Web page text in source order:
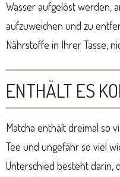
Wasser aufgelöst werden,
aufzuweichen und zu
Nährstoffe in Ihrer Tasse,
ENTHÄLT ES
Matcha enthält dreimal so
Tee und ungefähr so viel
Unterschied besteht darin,